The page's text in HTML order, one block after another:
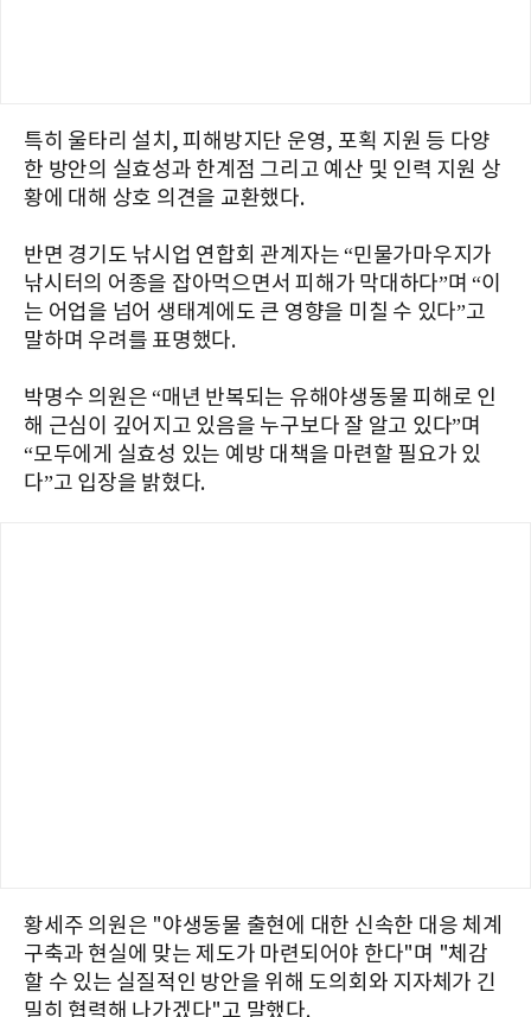
특히 울타리 설치, 피해방지단 운영, 포획 지원 등 다양
한 방안의 실효성과 한계점 그리고 예산 및 인력 지원 상
황에 대해 상호 의견을 교환했다.
반면 경기도 낚시업 연합회 관계자는 “민물가마우지가
낚시터의 어종을 잡아먹으면서 피해가 막대하다”며 “이
는 어업을 넘어 생태계에도 큰 영향을 미칠 수 있다”고
말하며 우려를 표명했다.
박명수 의원은 “매년 반복되는 유해야생동물 피해로 인
해 근심이 깊어지고 있음을 누구보다 잘 알고 있다”며
“모두에게 실효성 있는 예방 대책을 마련할 필요가 있
다”고 입장을 밝혔다.
황세주 의원은 "야생동물 출현에 대한 신속한 대응 체계
구축과 현실에 맞는 제도가 마련되어야 한다"며 "체감
할 수 있는 실질적인 방안을 위해 도의회와 지자체가 긴